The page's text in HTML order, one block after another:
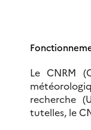
Le CNRM
recherche
tutelles, le